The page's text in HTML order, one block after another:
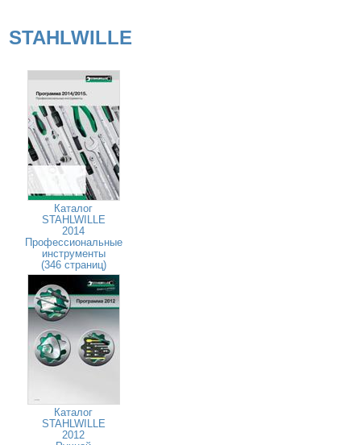
STAHLWILLE
Каталог
STAHLWILLE
2014
Профессиональные
инструменты
(346 страниц)
Каталог
STAHLWILLE
2012